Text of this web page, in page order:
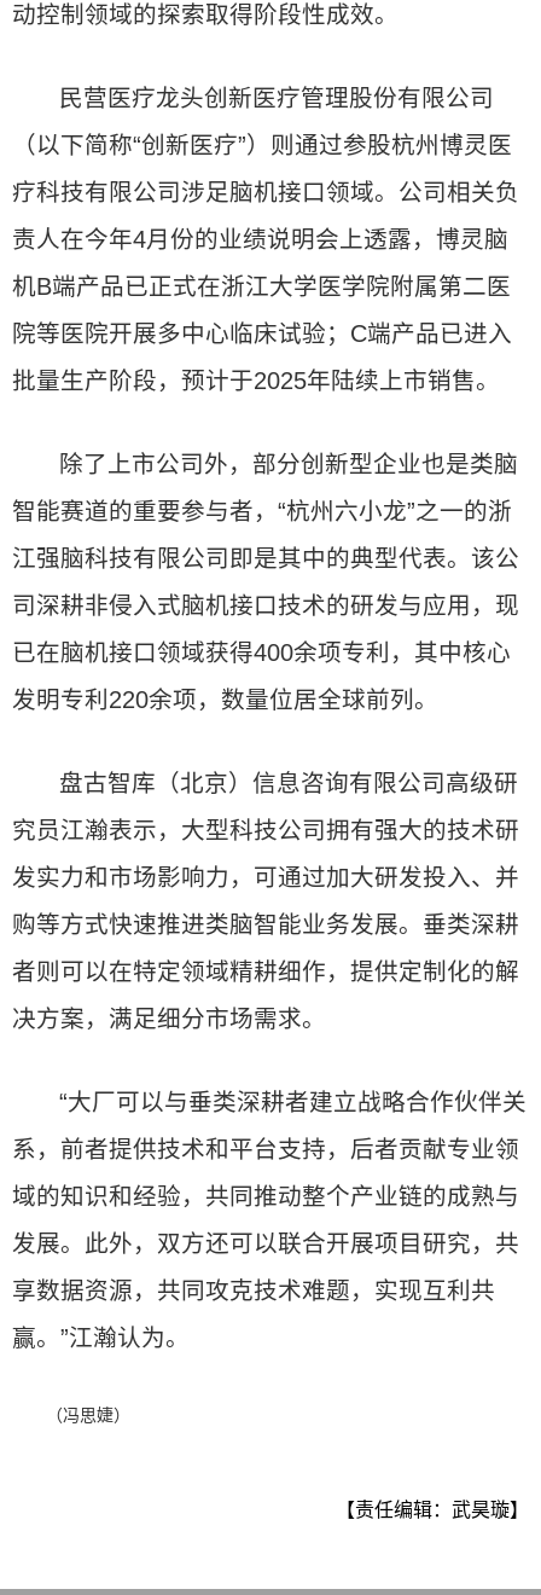
动控制领域的探索取得阶段性成效。
民营医疗龙头创新医疗管理股份有限公司
（以下简称“创新医疗”）则通过参股杭州博灵医
疗科技有限公司涉足脑机接口领域。公司相关负
责人在今年4月份的业绩说明会上透露，博灵脑
机B端产品已正式在浙江大学医学院附属第二医
院等医院开展多中心临床试验；C端产品已进入
批量生产阶段，预计于2025年陆续上市销售。
除了上市公司外，部分创新型企业也是类脑
智能赛道的重要参与者，“杭州六小龙”之一的浙
江强脑科技有限公司即是其中的典型代表。该公
司深耕非侵入式脑机接口技术的研发与应用，现
已在脑机接口领域获得400余项专利，其中核心
发明专利220余项，数量位居全球前列。
盘古智库（北京）信息咨询有限公司高级研
究员江瀚表示，大型科技公司拥有强大的技术研
发实力和市场影响力，可通过加大研发投入、并
购等方式快速推进类脑智能业务发展。垂类深耕
者则可以在特定领域精耕细作，提供定制化的解
决方案，满足细分市场需求。
“大厂可以与垂类深耕者建立战略合作伙伴关
系，前者提供技术和平台支持，后者贡献专业领
域的知识和经验，共同推动整个产业链的成熟与
发展。此外，双方还可以联合开展项目研究，共
享数据资源，共同攻克技术难题，实现互利共
赢。”江瀚认为。
（冯思婕）
【责任编辑：武昊璇】